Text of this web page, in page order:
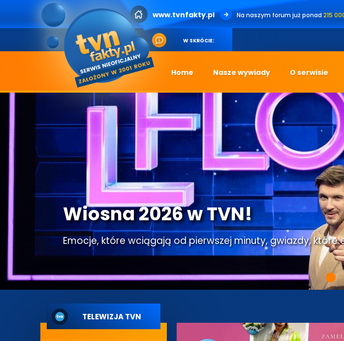
www.tvnfakty.pl Na naszym forum już ponad 215
W SKRÓCIE:
Home Nasze wywiady O serwisie
Wiosna 2026 w TVN!
Emocje, które wciągają od pierwszej minuty, gwiazdy, które
TELEWIZJA TVN